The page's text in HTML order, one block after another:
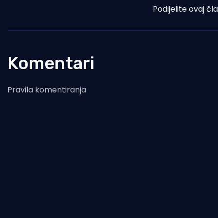
Podijelite ovaj
Komentari
Pravila komentiranja